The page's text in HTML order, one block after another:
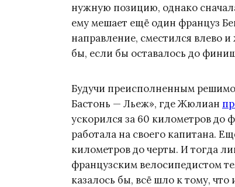
нужную позицию, однако
ему мешает ещё один француз
направление, сместился влево
бы, если бы оставалось до
Будучи преисполненным
Бастонь — Льеж», где Жюлиан
ускорился за 60 километров
работала на своего капитана.
километров до черты. И тогда
французским велосипедистом
казалось бы, всё шло к тому,